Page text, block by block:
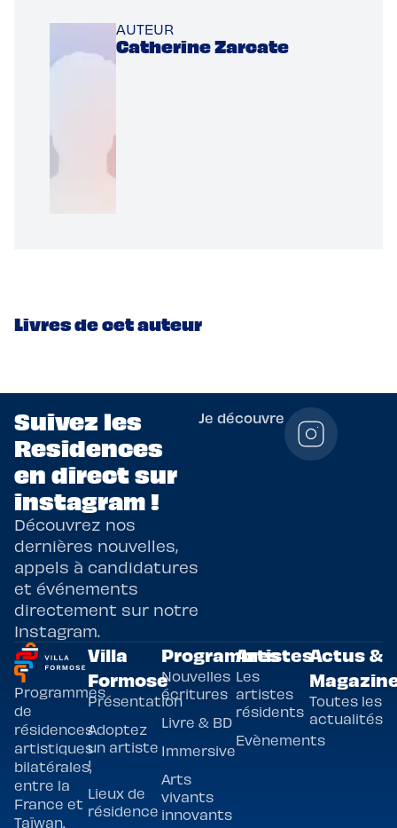
AUTEUR
Catherine Zarcate
Livres de cet auteur
Suivez les
Residences
en direct sur
instagram !
Découvrez nos
dernières nouvelles,
appels à candidatures
et événements
directement sur notre
Instagram.
Je découvre
Programmes
de
résidences
artistiques
bilatérales,
entre la
France et
Taïwan.
Villa
Formose
Présentation
Adoptez
un artiste
!
Lieux de
résidence
Programmes
Nouvelles
écritures
Livre & BD
Immersive
Arts
vivants
innovants
Artistes
Les
artistes
résidents
Evènements
Actus &
Toutes les
actualités